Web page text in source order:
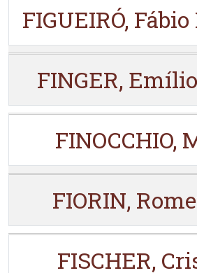
FIGUEIRÓ,
FINGER,
FINOCCHIO,
FIORIN,
FISCHER,